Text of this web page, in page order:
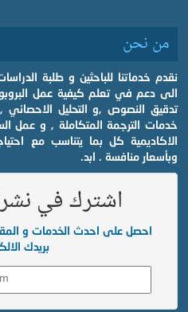
من نحن
نقدم خدماتنا للباحثين و طلبة
الى دعم في تعلم كيفية عمل
تدقيق النصوص ,و التحليل الاحصائي
خدمات الترجمة المتكاملة , و عمل
الاكاديمية كل بما يتناسب مع
وبأسعار منافسة . ابد.
اشترك في
احصل على احدث الخدمات و
بريدك